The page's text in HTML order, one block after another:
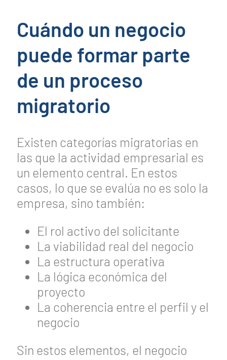
Cuándo un negocio
puede formar parte
de un proceso
migratorio
Existen categorías migratorias en
las que la actividad empresarial es
un elemento central. En estos
casos, lo que se evalúa no es solo la
empresa, sino también:
El rol activo del solicitante
La viabilidad real del negocio
La estructura operativa
La lógica económica del
proyecto
La coherencia entre el perfil y el
negocio
Sin estos elementos, el negocio